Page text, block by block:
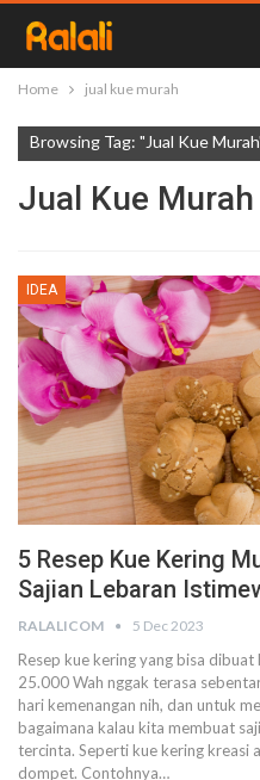
Home jual kue murah
Browsing Tag: "jual Kue
Jual Kue Murah
IDEA
5 Resep Kue Kering
Sajian Lebaran
RALALICOM 5 Dec 2023
Resep kue kering yang bisa
25.000Wah nggak terasa
hari kemenangan nih, dan untuk
bagaimana kalau kita membuat
tercinta. Seperti kue kering kreasi
dompet. Contohnya…